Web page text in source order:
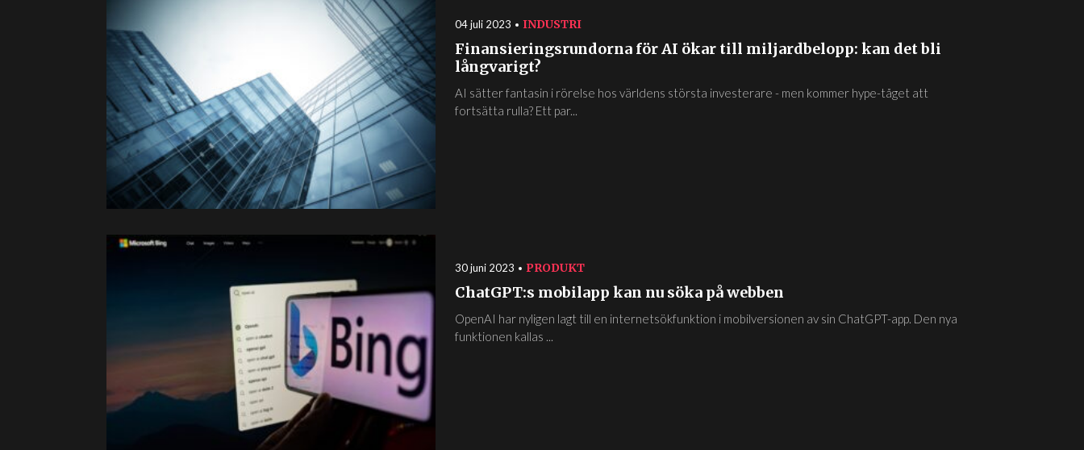
04 juli 2023 INDUSTRI
Finansieringsrundorna för AI ökar till miljardbelopp: kan det bli
långvarigt?
AI sätter fantasin i rörelse hos världens största investerare - men kommer hype-tåget att
fortsätta rulla? Ett par...
30 juni 2023 PRODUKT
ChatGPT:s mobilapp kan nu söka på webben
OpenAI har nyligen lagt till en internetsökfunktion i mobilversionen av sin ChatGPT-app. Den nya
funktionen kallas ...